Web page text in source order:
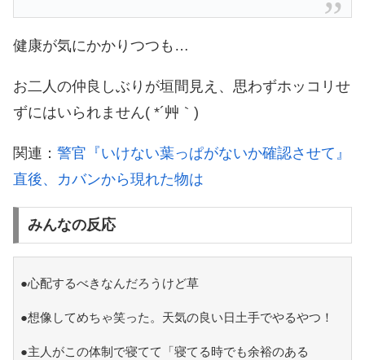
健康が気にかかりつつも…
お二人の仲良しぶりが垣間見え、思わずホッコリせ
ずにはいられません( *´艸｀)
関連： 警官『いけない葉っぱがないか確認させて』
直後、カバンから現れた物は
みんなの反応
●心配するべきなんだろうけど草
●想像してめちゃ笑った。天気の良い日土手でやるやつ！
●主人がこの体制で寝てて「寝てる時でも余裕のある